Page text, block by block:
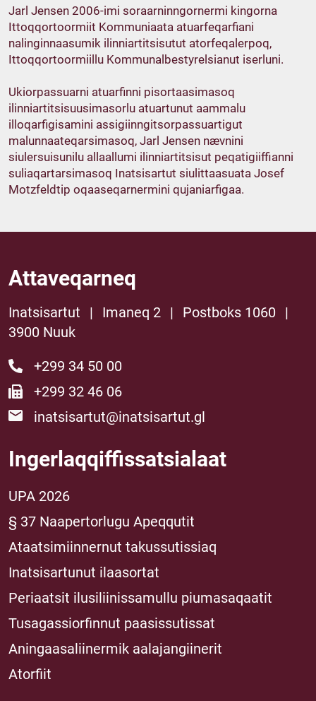
Jarl Jensen 2006-imi soraarninngornermi kingorna
Ittoqqortoormiit Kommuniaata atuarfeqarfiani
nalinginnaasumik ilinniartitsisutut atorfeqalerpoq,
Ittoqqortoormiillu Kommunalbestyrelsianut iserluni.
Ukiorpassuarni atuarfinni pisortaasimasoq
ilinniartitsisuusimasorlu atuartunut aammalu
illoqarfigisamini assigiinngitsorpassuartigut
malunnaateqarsimasoq, Jarl Jensen nævnini
siulersuisunilu allaallumi ilinniartitsisut peqatigiiffianni
suliaqartarsimasoq Inatsisartut siulittaasuata Josef
Motzfeldtip oqaaseqarnermini qujaniarfigaa.
Attaveqarneq
Inatsisartut | Imaneq 2 | Postboks 1060
|
3900 Nuuk
+299 34 50 00
+299 32 46 06
inatsisartut@inatsisartut.gl
Ingerlaqqiffissatsialaat
UPA 2026
§ 37 Naapertorlugu Apeqqutit
Ataatsimiinnernut takussutissiaq
Inatsisartunut ilaasortat
Periaatsit ilusiliinissamullu piumasaqaatit
Tusagassiorfinnut paasissutissat
Aningaasaliinermik aalajangiinerit
Atorfiit